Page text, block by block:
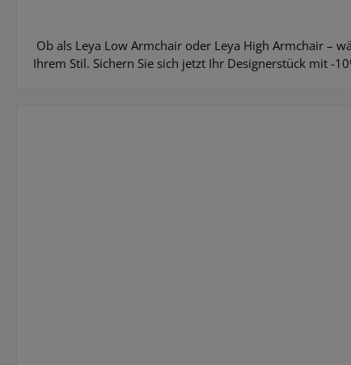
Ob als Leya Low Armchair oder Leya High Armchair –
Ihrem Stil. Sichern Sie sich jetzt Ihr Designerstück mit -